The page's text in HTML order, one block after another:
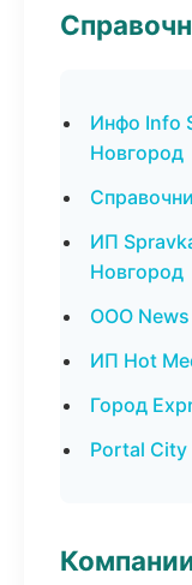
Инфо Info
Новгород
ИП
Новгород
ООО
ИП Hot
Город
Portal